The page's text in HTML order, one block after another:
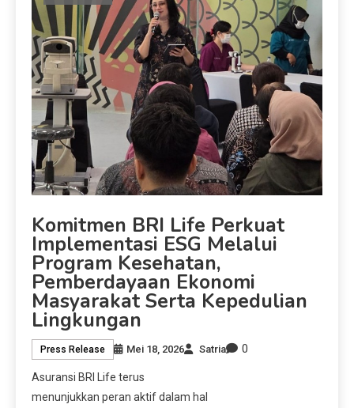
Komitmen BRI Life Perkuat
Implementasi ESG Melalui
Program Kesehatan,
Pemberdayaan Ekonomi
Masyarakat Serta Kepedulian
Lingkungan
Press Release Mei 18, 2026 Satria 0
Asuransi BRI Life terus
menunjukkan peran aktif dalam hal